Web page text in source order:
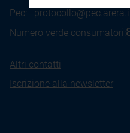
Pec:
Numero verde consumatori:
Altri contatti
Iscrizione alla newsletter